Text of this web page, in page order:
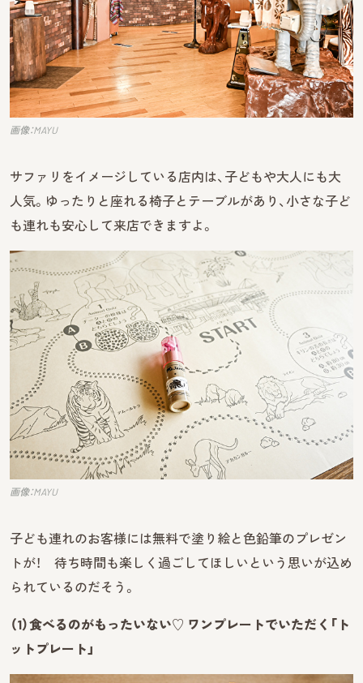
画像：MAYU
サファリをイメージしている店内は、子どもや大人にも大
人気。ゆったりと座れる椅子とテーブルがあり、小さな子ど
も連れも安心して来店できますよ。
画像：MAYU
子ども連れのお客様には無料で塗り絵と色鉛筆のプレゼン
トが！ 待ち時間も楽しく過ごしてほしいという思いが込め
られているのだそう。
（1）食べるのがもったいない♡ ワンプレートでいただく「ト
ットプレート」